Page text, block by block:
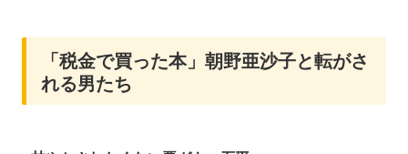
「税金で買った本」朝野亜沙子と転がさ
れる男たち